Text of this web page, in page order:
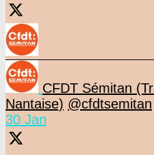
CFDT Sémitan
Nantaise) @cfdtsemitan
30 Jan